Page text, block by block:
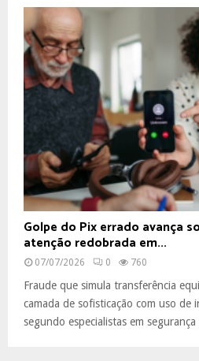
Golpe do Pix errado avança
atenção redobrada em...
07/07/2026 0 760
Fraude que simula transferência
camada de sofisticação com uso de
segundo especialistas em